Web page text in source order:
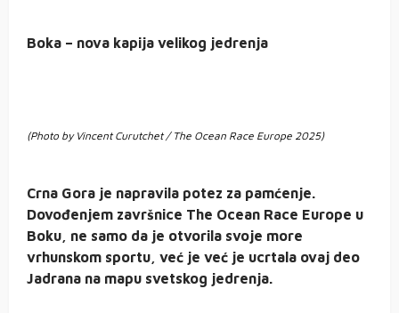
Boka – nova kapija velikog jedrenja
(Photo by Vincent Curutchet / The Ocean Race Europe 2025)
Crna Gora je napravila potez za pamćenje.
Dovođenjem završnice The Ocean Race Europe u
Boku, ne samo da je otvorila svoje more
vrhunskom sportu, već je već je ucrtala ovaj deo
Jadrana na mapu svetskog jedrenja.